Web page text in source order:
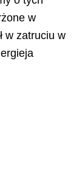
w
w zatruciu w